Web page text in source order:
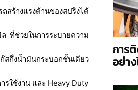
AC
สร้างแรงต้านของสปริงได้
ที่ช่วยในการระบายความ
กึ่งน้ำมันกระบอกชั้นเดียว
ใช้งาน และ Heavy Duty
การ
อย่าง